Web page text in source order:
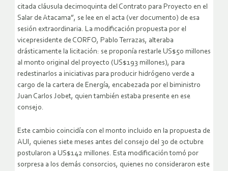
citada cláusula decimoquinta del Contrato para Proyecto en el
Salar de Atacama”, se lee en el acta (ver documento) de esa
sesión extraordinaria. La modificación propuesta por el
vicepresidente de CORFO, Pablo Terrazas, alteraba
drásticamente la licitación: se proponía restarle US$50 millones
al monto original del proyecto (US$193 millones), para
redestinarlos a iniciativas para producir hidrógeno verde a
cargo de la cartera de Energía, encabezada por el biministro
Juan Carlos Jobet, quien también estaba presente en ese
consejo.
Este cambio coincidía con el monto incluido en la propuesta de
AUI, quienes siete meses antes del consejo del 30 de octubre
postularon a US$142 millones. Esta modificación tomó por
sorpresa a los demás consorcios, quienes no consideraron este